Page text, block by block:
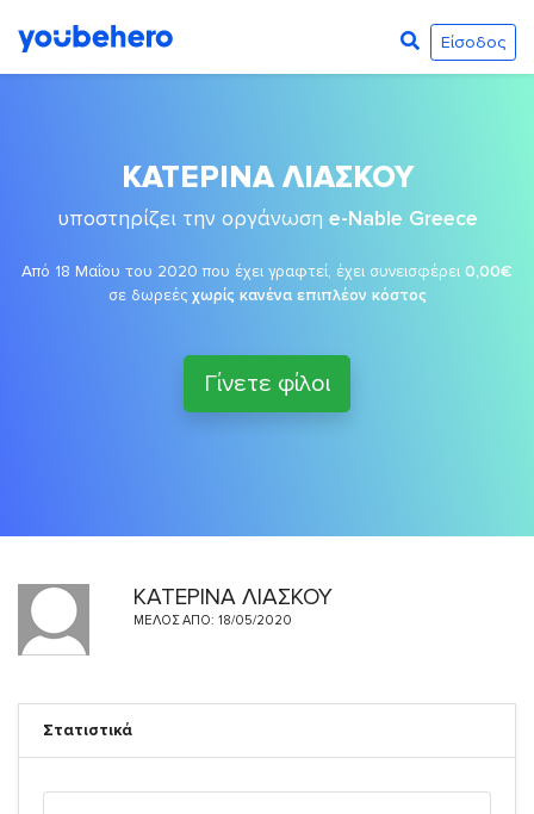
Είσοδος
ΚΑΤΕΡΙΝΑ ΛΙΑΣΚΟΥ
υποστηρίζει την οργάνωση e-Nable Greece
Από 18 Μαΐου του 2020 που έχει γραφτεί, έχει συνεισφέρει 0,00€
σε δωρεές χωρίς κανένα επιπλέον κόστος
Γίνετε φίλοι
ΚΑΤΕΡΙΝΑ ΛΙΑΣΚΟΥ
ΜΈΛΟΣ ΑΠΌ: 18/05/2020
Στατιστικά